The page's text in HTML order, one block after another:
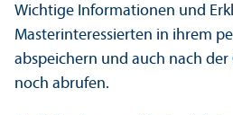
Wichtige Informationen und
Master­interessierten in ihrem
abspeichern und auch nach
noch abrufen.